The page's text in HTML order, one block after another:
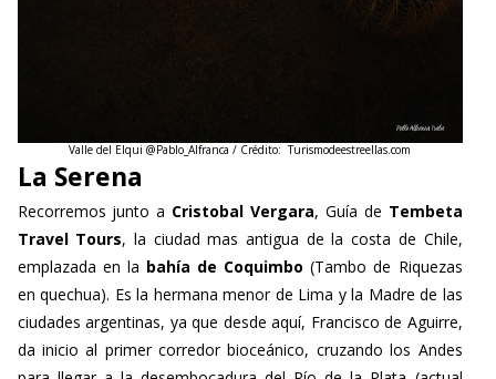
La Serena
Recorremos junto a
emplazada en la
bahía de Coquimbo
(Tambo de Riquezas
en quechua). Es la hermana menor de Lima y la Madre de las
ciudades argentinas, ya que desde aquí, Francisco de Aguirre,
da inicio al primer corredor bioceánico, cruzando los Andes
para llegar a la desembocadura del Río de la Plata (actual
Buenos Aires) y así unir el Pacífico con el Atlántico y a